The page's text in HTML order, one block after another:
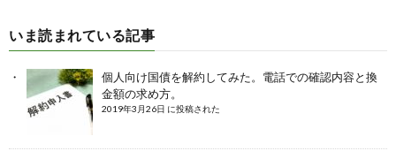
いま読まれている記事
個人向け国債を解約してみた。電話での確認内容と換
金額の求め方。
2019年3月26日 に投稿された